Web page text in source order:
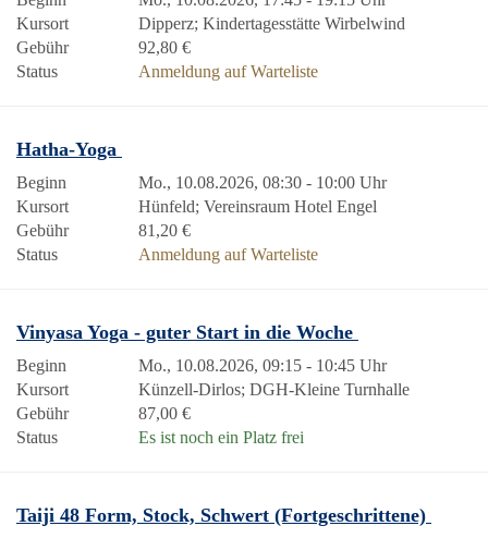
Kursort
Dipperz; Kindertagesstätte Wirbelwind
Gebühr
92,80 €
Status
Anmeldung auf Warteliste
Hatha-Yoga
Beginn
Mo., 10.08.2026, 08:30 - 10:00 Uhr
Kursort
Hünfeld; Vereinsraum Hotel Engel
Gebühr
81,20 €
Status
Anmeldung auf Warteliste
Vinyasa Yoga - guter Start in die Woche
Beginn
Mo., 10.08.2026, 09:15 - 10:45 Uhr
Kursort
Künzell-Dirlos; DGH-Kleine Turnhalle
Gebühr
87,00 €
Status
Es ist noch ein Platz frei
Taiji 48 Form, Stock, Schwert (Fortgeschrittene)